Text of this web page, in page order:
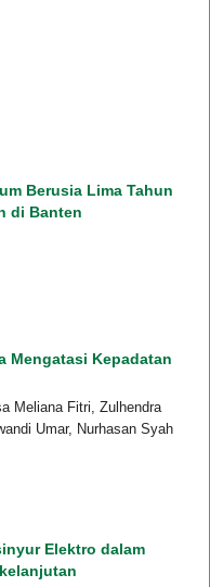
Berusia Lima Tahun
di Banten
Mengatasi Kepadatan
Meliana Fitri, Zulhendra
Umar, Nurhasan Syah
Elektro dalam